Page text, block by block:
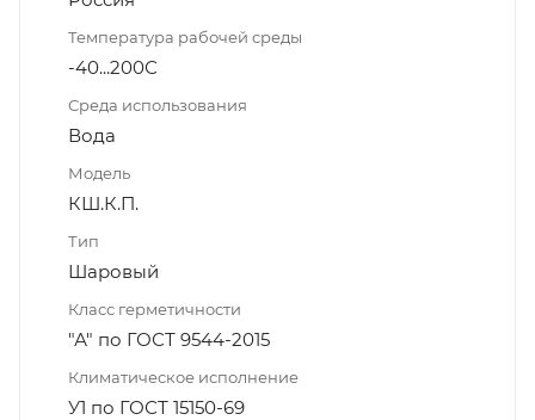
Температура рабочей среды
-40...200С
Среда использования
Вода
Модель
КШ.К.П.
Тип
Шаровый
Класс герметичности
"А" по ГОСТ 9544-2015
Климатическое исполнение
У1 по ГОСТ 15150-69